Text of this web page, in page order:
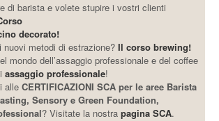
di barista e volete stupire i vostri clienti
decorato!
nuovi metodi di estrazione?Il corso brewing!
mondo dell’assaggio professionale e del coffee
assaggio professionale!
alleCERTIFICAZIONI SCA per le aree Barista
Sensory e Green Foundation,
? Visitate la nostrapagina SCA.